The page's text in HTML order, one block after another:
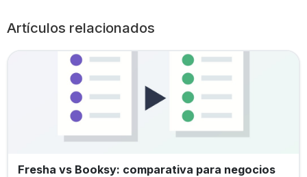
Artículos relacionados
Fresha vs Booksy: comparativa para negocios